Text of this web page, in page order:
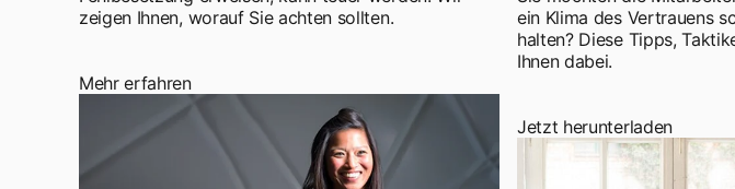
zeigen Ihnen, worauf Sie achten sollten.
Mehr erfahren
ein Klima des Vertrauens
halten? Diese Tipps,
Ihnen dabei.
Jetzt herunterladen